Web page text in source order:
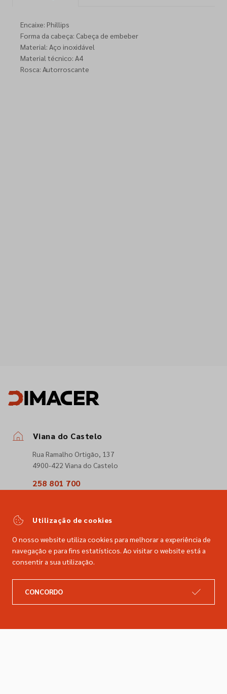
Encaixe: Phillips
Forma da cabeça: Cabeça de embeber
Material: Aço inoxidável
Material técnico: A4
Rosca: Autorroscante
Viana do Castelo
Rua Ramalho Ortigão, 137
4900-422 Viana do Castelo
258 801 700
comercial@dimacer.com
Catálogo
Utilização de cookies
O nosso website utiliza cookies para melhorar a experiência de
navegação e para fins estatísticos. Ao visitar o website está a
consentir a sua utilização.
CONCORDO